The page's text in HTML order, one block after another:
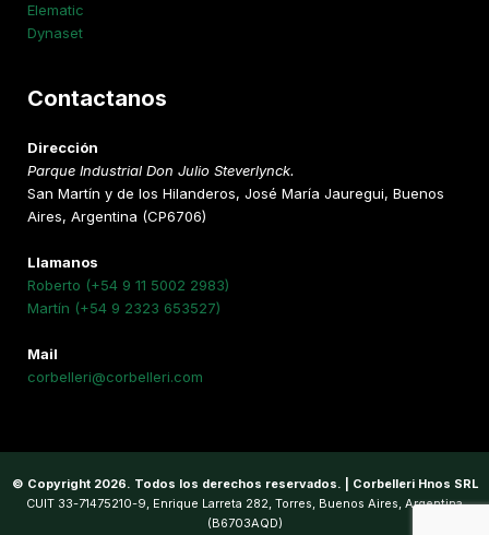
Elematic
Dynaset
Contactanos
Dirección
Parque Industrial Don Julio Steverlynck.
San Martín y de los Hilanderos, José María Jauregui, Buenos
Aires, Argentina (CP6706)
Llamanos
Roberto (+54 9 11 5002 2983)
Martín (+54 9 2323 653527)
Mail
corbelleri@corbelleri.com
© Copyright 2026. Todos los derechos reservados. | Corbelleri Hnos SRL
CUIT 33-71475210-9, Enrique Larreta 282, Torres, Buenos Aires, Argentina
(B6703AQD)